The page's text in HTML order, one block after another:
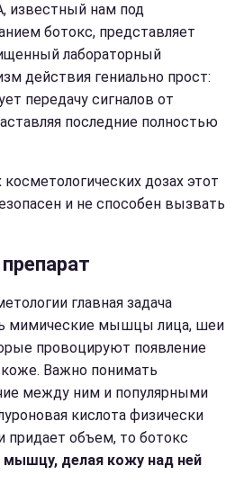
известный нам под
ботокс, представляет
лабораторный
действия гениально прост:
передачу сигналов от
последние полностью
дозах этот
и не способен вызвать
главная задача
мимические мышцы лица, шеи
провоцируют появление
коже. Важно понимать
между ним и популярными
кислота физически
придает объем, то ботокс
мышцу, делая кожу над ней